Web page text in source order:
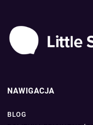
NAWIGACJA
BLOG